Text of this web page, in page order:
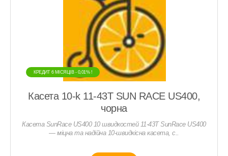
КРЕДИТ 6 МIСЯЦIВ - 0,01% !
Касета 10-k 11-43T SUN RACE US400,
чорна
Касета SunRace US400 10 швидкостей 11-43T SunRace US400
— міцна та надійна 10-швидкісна касета, с..